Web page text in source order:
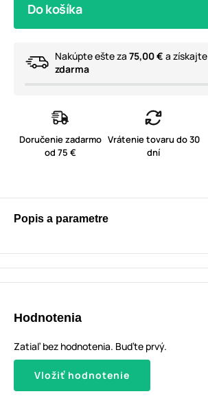
Do košíka
Nakúpte ešte za 75,00 € a získajte
zdarma
Doručenie zadarmo
od 75 €
Vrátenie tovaru do 30
dní
Popis a parametre
Hodnotenia
Zatiaľ bez hodnotenia. Buďte prvý.
Vložiť hodnotenie